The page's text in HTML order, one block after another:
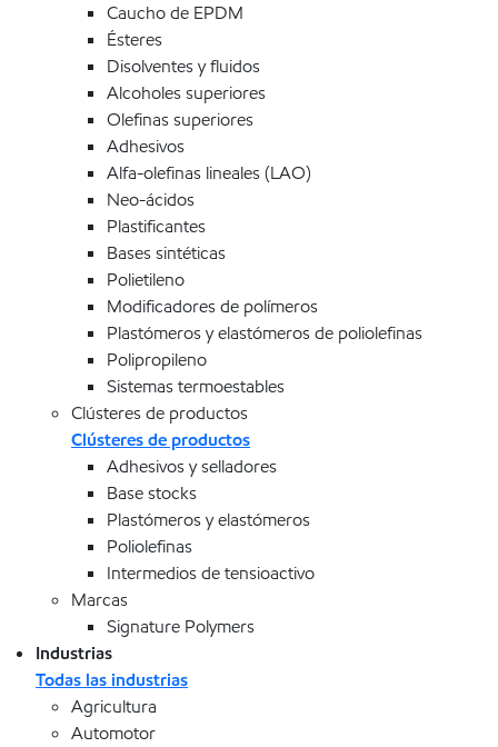
Caucho de EPDM
Ésteres
Disolventes y fluidos
Alcoholes superiores
Olefinas superiores
Adhesivos
Alfa-olefinas lineales (LAO)
Neo-ácidos
Plastificantes
Bases sintéticas
Polietileno
Modificadores de polímeros
Plastómeros y elastómeros de poliolefinas
Polipropileno
Sistemas termoestables
Clústeres de productos
Clústeres de productos
Adhesivos y selladores
Base stocks
Plastómeros y elastómeros
Poliolefinas
Intermedios de tensioactivo
Marcas
Signature Polymers
Industrias
Todas las industrias
Agricultura
Automotor